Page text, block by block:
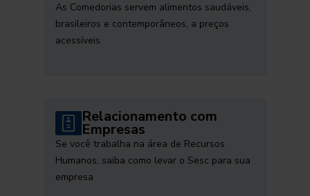
As Comedorias servem alimentos saudáveis,
brasileiros e contemporâneos, a preços
acessíveis
Relacionamento com
Empresas
Se você trabalha na área de Recursos
Humanos, saiba como levar o Sesc para sua
empresa